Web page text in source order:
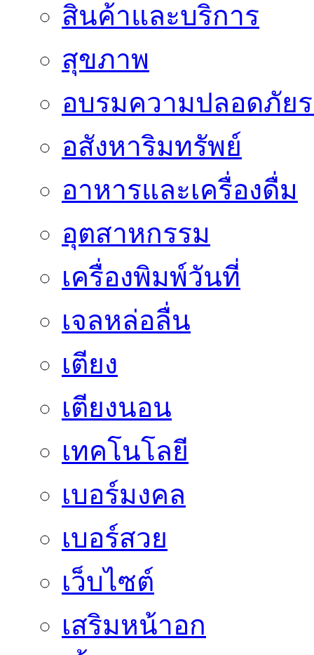
สินค้าและบริการ
สุขภาพ
อบรมความปลอดภัย
อสังหาริมทรัพย์
อาหารและเครื่องดื่ม
อุตสาหกรรม
เครื่องพิมพ์วันที่
เจลหล่อลื่น
เตียง
เตียงนอน
เทคโนโลยี
เบอร์มงคล
เบอร์สวย
เว็บไซต์
เสริมหน้าอก